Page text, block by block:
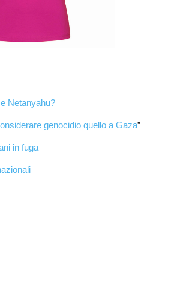
Netanyahu?
genocidio quello a Gaza”
in fuga